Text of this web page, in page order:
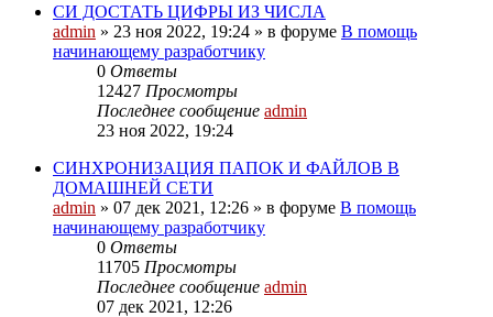
СИ ДОСТАТЬ ЦИФРЫ ИЗ ЧИСЛА
admin » 23 ноя 2022, 19:24 » в форуме В помощь
начинающему разработчику
0 Ответы
12427 Просмотры
Последнее сообщение admin
23 ноя 2022, 19:24
СИНХРОНИЗАЦИЯ ПАПОК И ФАЙЛОВ В
ДОМАШНЕЙ СЕТИ
admin » 07 дек 2021, 12:26 » в форуме В помощь
начинающему разработчику
0 Ответы
11705 Просмотры
Последнее сообщение admin
07 дек 2021, 12:26